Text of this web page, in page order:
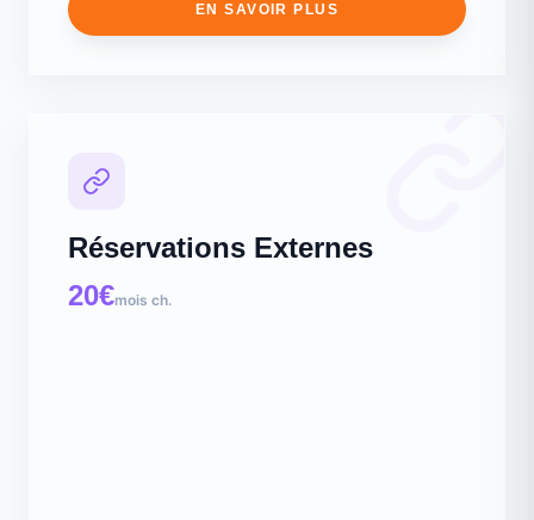
EN SAVOIR PLUS
Réservations Externes
20€mois ch.